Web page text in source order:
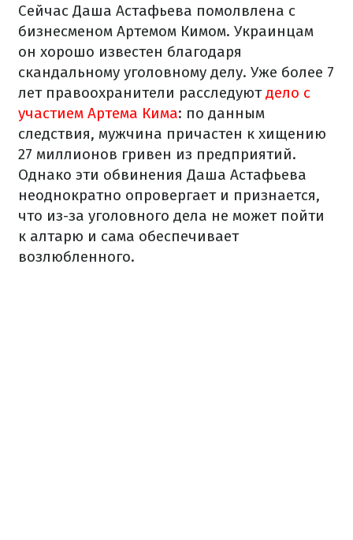
Сейчас Даша Астафьева помолвлена с
бизнесменом Артемом Кимом. Украинцам
он хорошо известен благодаря
скандальному уголовному делу. Уже более 7
лет правоохранители расследуютдело с
участием Артема Кима: по данным
следствия, мужчина причастен к хищению
27 миллионов гривен из предприятий.
Однако эти обвинения Даша Астафьева
неоднократно опровергает и признается,
что из-за уголовного дела не может пойти
к алтарю и сама обеспечивает
возлюбленного.